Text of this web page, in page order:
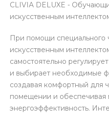
CLIVIA DELUXE -
искусственным
При помощи специального
искусственным
самостоятельно
и выбирает необходимые
создавая комфортный для
помещении и обеспечивая
энергоэффективность.